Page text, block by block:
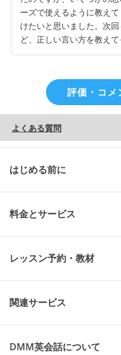
ーズで使えるように教え
けたいと思いました。次
ど、正しい言い方を教え
評価・コメ
よくある質問
はじめる前に
料金とサービス
レッスン予約・教材
関連サービス
DMM英会話について